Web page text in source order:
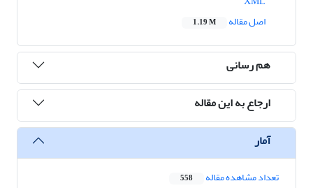
اصل مقاله
1.19 M
هم رسانی
ارجاع به این مقاله
آمار
تعداد مشاهده مقاله 558